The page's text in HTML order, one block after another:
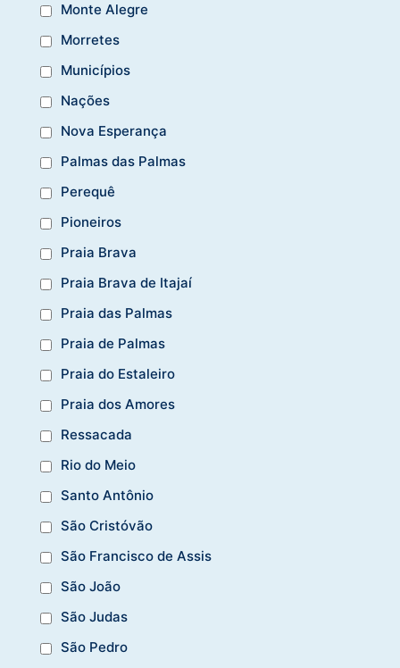
Monte Alegre
Morretes
Municípios
Nações
Nova Esperança
Palmas das Palmas
Perequê
Pioneiros
Praia Brava
Praia Brava de Itajaí
Praia das Palmas
Praia de Palmas
Praia do Estaleiro
Praia dos Amores
Ressacada
Rio do Meio
Santo Antônio
São Cristóvão
São Francisco de Assis
São João
São Judas
São Pedro